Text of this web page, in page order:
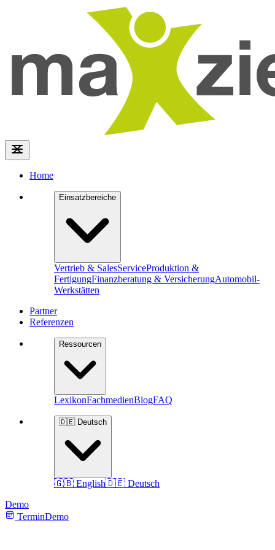
Home
Einsatzbereiche
Vertrieb & SalesServiceProduktion &
FertigungFinanzberatung & VersicherungAutomobil-
Werkstätten
Partner
Referenzen
Ressourcen
LexikonFachmedienBlogFAQ
🇩🇪 Deutsch
🇬🇧 English🇩🇪 Deutsch
Demo
TerminDemo